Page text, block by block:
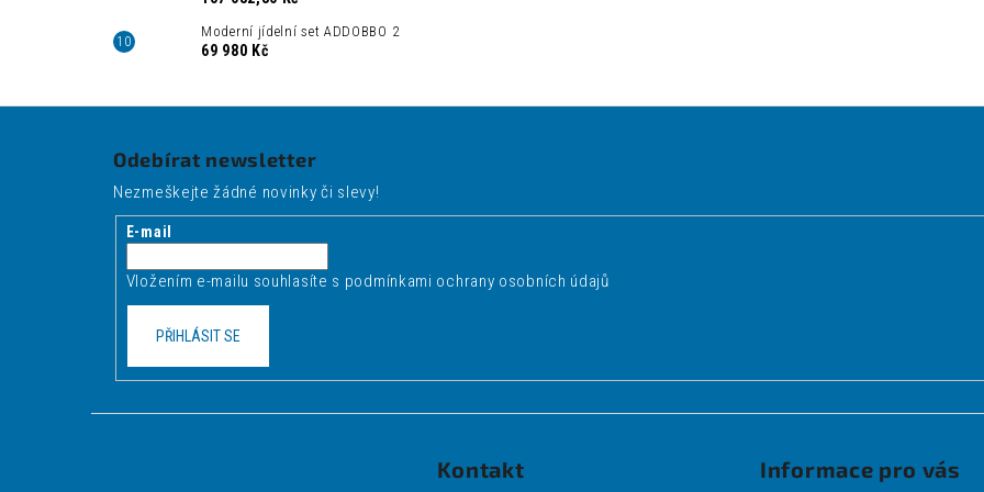
Moderní jídelní set ADDOBBO 2
69 980 Kč
Odebírat newsletter
Nezmeškejte žádné novinky či slevy!
E-mail
Vložením e-mailu souhlasíte s podmínkami ochrany osobních údajů
PŘIHLÁSIT SE
Kontakt Informace pro vás